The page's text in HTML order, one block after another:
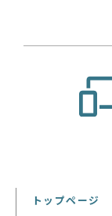
トップページ